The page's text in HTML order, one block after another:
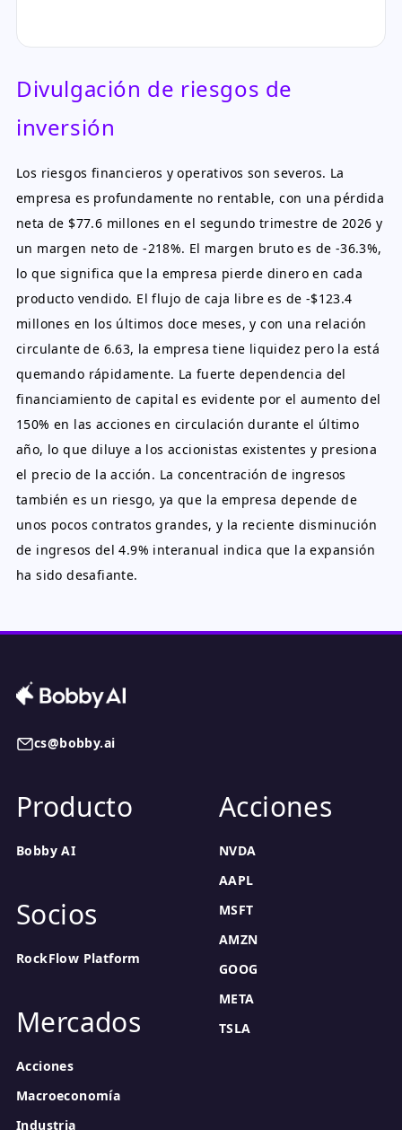
Divulgación de riesgos de
inversión
Los riesgos financieros y operativos son severos. La
empresa es profundamente no rentable, con una pérdida
neta de $77.6 millones en el segundo trimestre de 2026 y
un margen neto de -218%. El margen bruto es de -36.3%,
lo que significa que la empresa pierde dinero en cada
producto vendido. El flujo de caja libre es de -$123.4
millones en los últimos doce meses, y con una relación
circulante de 6.63, la empresa tiene liquidez pero la está
quemando rápidamente. La fuerte dependencia del
financiamiento de capital es evidente por el aumento del
150% en las acciones en circulación durante el último
año, lo que diluye a los accionistas existentes y presiona
el precio de la acción. La concentración de ingresos
también es un riesgo, ya que la empresa depende de
unos pocos contratos grandes, y la reciente disminución
de ingresos del 4.9% interanual indica que la expansión
ha sido desafiante.
cs@bobby.ai
Producto
Bobby AI
Socios
RockFlow Platform
Mercados
Acciones
Macroeconomía
Industria
Acciones
NVDA
AAPL
MSFT
AMZN
GOOG
META
TSLA